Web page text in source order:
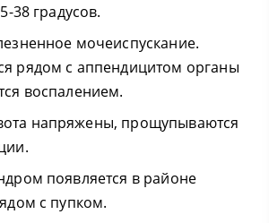
38 градусов.
мочеиспускание.
рядом с аппендицитом органы
воспалением.
напряжены, прощупываются
появляется в районе
с пупком.